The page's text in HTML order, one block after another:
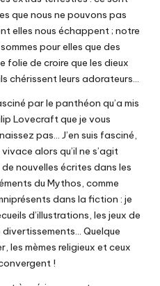
que nous ne pouvons pas
elles nous échappent ; notre
pour elles que des
folie de croire que les dieux
chérissent leurs adorateurs…
par le panthéon qu’a mis
Lovecraft que je vous
pas… J’en suis fasciné,
alors qu’il ne s’agit
nouvelles écrites dans les
du Mythos, comme
dans la fiction : je
d’illustrations, les jeux de
Quelque
les mèmes religieux et ceux
!